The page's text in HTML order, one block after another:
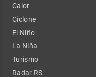
Calor
Ciclone
El Niño
La Niña
Turismo
Radar RS